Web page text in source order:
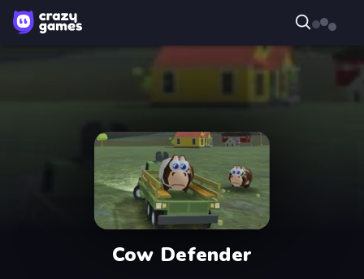
Cow Defender